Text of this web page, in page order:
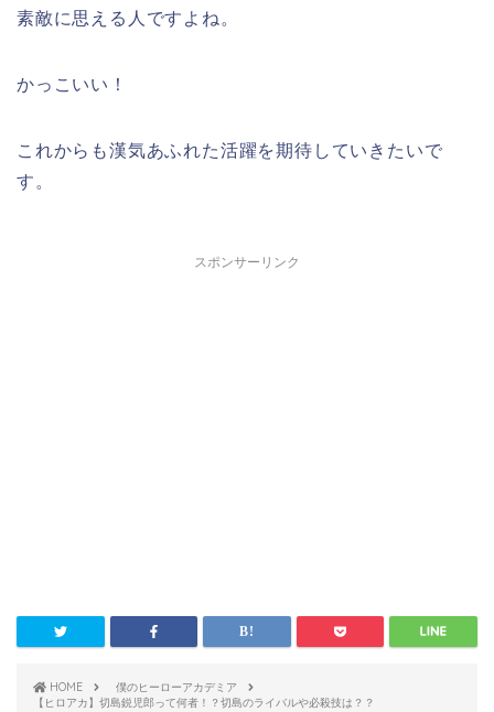
素敵に思える人ですよね。
かっこいい！
これからも漢気あふれた活躍を期待していきたいで
す。
スポンサーリンク
HOME
僕のヒーローアカデミア
【ヒロアカ】切島鋭児郎って何者！？切島のライバルや必殺技は？？